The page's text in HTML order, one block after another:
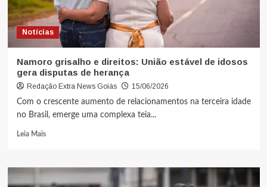
Notícias
Namoro grisalho e direitos: União estável de idosos
gera disputas de herança
Redação Extra News Goiás
15/06/2026
Com o crescente aumento de relacionamentos na terceira idade
no Brasil, emerge uma complexa teia...
Leia Mais